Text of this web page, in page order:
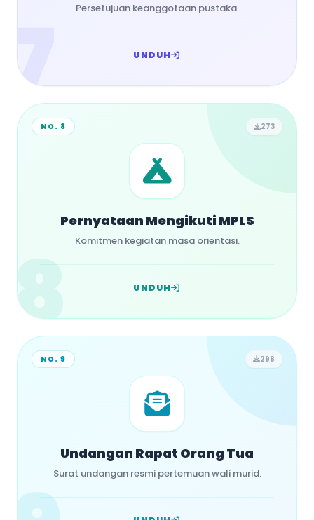
7 Persetujuan keanggotaan pustaka.
UNDUH
8
NO. 8 273
Pernyataan Mengikuti MPLS
Komitmen kegiatan masa orientasi.
UNDUH
NO. 9 298
Undangan Rapat Orang Tua
Surat undangan resmi pertemuan wali murid.